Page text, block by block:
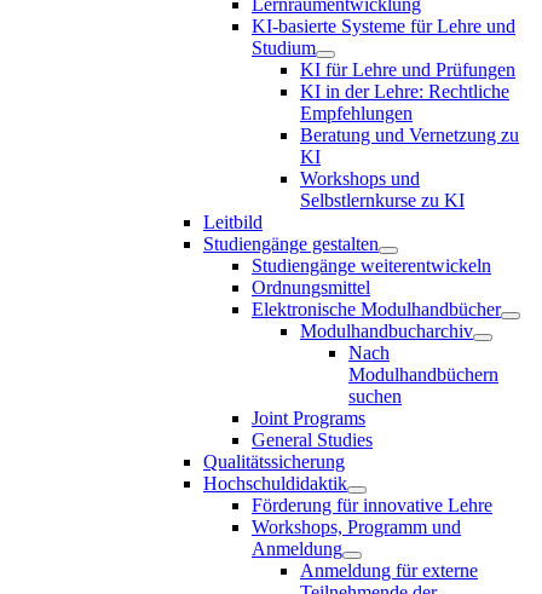
KI-basierte Systeme für Lehre und
Studium
KI für Lehre und Prüfungen
KI in der Lehre: Rechtliche
Empfehlungen
Beratung und Vernetzung zu
KI
Workshops und
Selbstlernkurse zu KI
Leitbild
Studiengänge gestalten
Studiengänge weiterentwickeln
Ordnungsmittel
Elektronische Modulhandbücher
Modulhandbucharchiv
Nach
Modulhandbüchern
suchen
Joint Programs
General Studies
Qualitätssicherung
Hochschuldidaktik
Förderung für innovative Lehre
Workshops, Programm und
Anmeldung
Anmeldung für externe